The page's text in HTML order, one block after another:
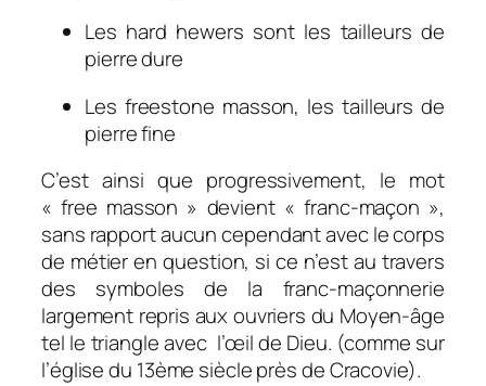
Les hard hewers sont les tailleurs de
pierre dure
Les freestone masson, les tailleurs de
pierre fine
C’est ainsi que progressivement, le mot
« free masson » devient « franc-maçon »,
sans rapport aucun cependant avec le corps
de métier en question, si ce n’est au travers
des symboles de la franc-maçonnerie
largement repris aux ouvriers du Moyen-âge
tel le triangle avec l’œil de Dieu. (comme sur
l’église du 13ème siècle près de Cracovie).